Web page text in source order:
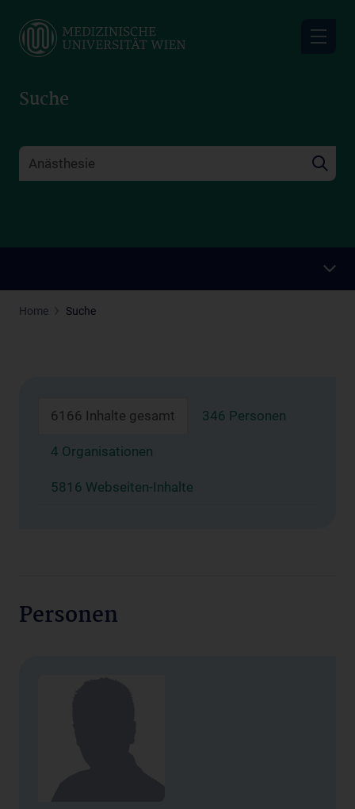
main
Suche
Home Suche
6166 Inhalte gesamt 346 Personen
4 Organisationen
5816 Webseiten-Inhalte
Personen